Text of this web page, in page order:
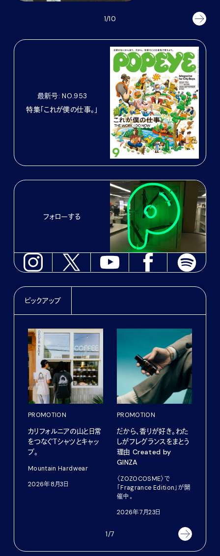
1/10
最新号: NO.953
特集「これが僕の仕事。」
フォローする
ピックアップ
PROMOTION
カリフォルニアの山と日常
をつなぐＴシャツとキャッ
プ。
Mountain Hardwear
2026年8月3日
PROMOTION
だから、香りが好き。わた
しがフレグランスをまとう
理由 Created by
GINZA
〈ZOZOCOSME〉で
「Fragrance Edition」が開
催中。
2026年7月23日
1/7